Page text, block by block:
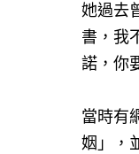
她過去
書，我
諾，你
當時有
姻」，